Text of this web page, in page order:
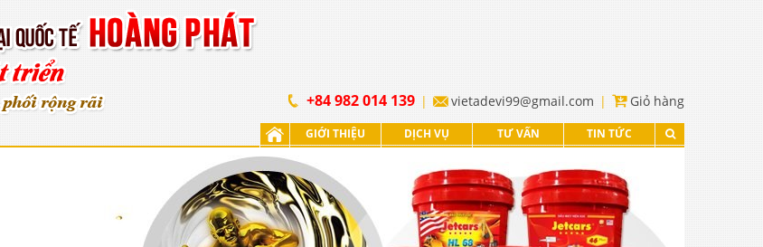
+84 982 014 139 vietadevi99@gmail.com Giỏ hàng
GIỚI THIỆU DỊCH VỤ TƯ VẤN TIN TỨC